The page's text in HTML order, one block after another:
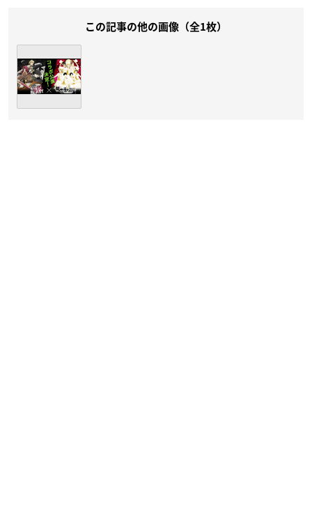
この記事の他の画像（全1枚）